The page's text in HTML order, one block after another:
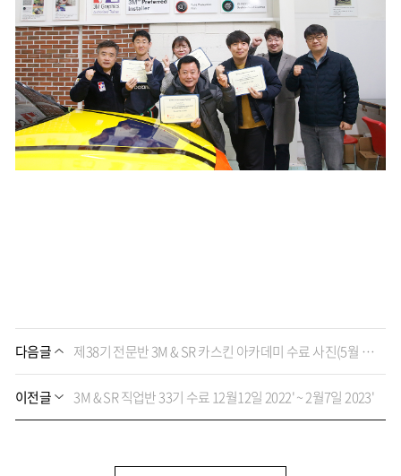
다음글 제38기 전문반 3M & SR 카스킨 아카데미 수료 사진(5월 15일~5월 19일, 2023')
이전글 3M & SR 직업반 33기 수료 12월12일 2022' ~ 2월7일 2023'